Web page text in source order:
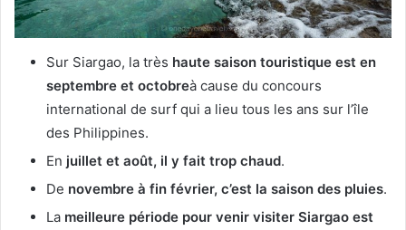
Sur Siargao, la très haute saison touristique est en
septembre et octobreà cause du concours
international de surf qui a lieu tous les ans sur l’île
des Philippines.
En juillet et août, il y fait trop chaud.
De novembre à fin février, c’est la saison des pluies.
La meilleure période pour venir visiter Siargao est